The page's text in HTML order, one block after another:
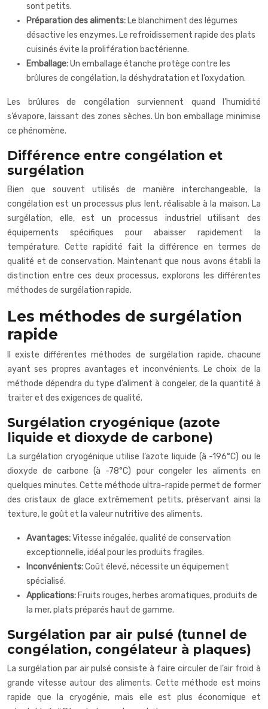
sont petits.
Préparation des aliments: Le blanchiment des légumes
désactive les enzymes. Le refroidissement rapide des plats
cuisinés évite la prolifération bactérienne.
Emballage:Un emballage étanche protège contre les
brûlures de congélation, la déshydratation et l’oxydation.
Les brûlures de congélation surviennent quand l’humidité
s’évapore, laissant des zones sèches. Un bon emballage minimise
ce phénomène.
Différence entre congélation et
surgélation
Bien que souvent utilisés de manière interchangeable, la
congélation est un processus plus lent, réalisable à la maison. La
surgélation, elle, est un processus industriel utilisant des
équipements spécifiques pour abaisser rapidement la
température. Cette rapidité fait la différence en termes de
qualité et de conservation. Maintenant que nous avons établi la
distinction entre ces deux processus, explorons les différentes
méthodes de surgélation rapide.
Les méthodes de surgélation
rapide
Il existe différentes méthodes de surgélation rapide, chacune
ayant ses propres avantages et inconvénients. Le choix de la
méthode dépendra du type d’aliment à congeler, de la quantité à
traiter et des exigences de qualité.
Surgélation cryogénique (azote
liquide et dioxyde de carbone)
La surgélation cryogénique utilise l’azote liquide (à -196°C) ou le
dioxyde de carbone (à -78°C) pour congeler les aliments en
quelques minutes. Cette méthode ultra-rapide permet de former
des cristaux de glace extrêmement petits, préservant ainsi la
texture, le goût et la valeur nutritive des aliments.
Avantages:Vitesse inégalée, qualité de conservation
exceptionnelle, idéal pour les produits fragiles.
Inconvénients:Coût élevé, nécessite un équipement
spécialisé.
Applications: Fruits rouges, herbes aromatiques, produits de
la mer, plats préparés haut de gamme.
Surgélation par air pulsé (tunnel de
congélation, congélateur à plaques)
La surgélation par air pulsé consiste à faire circuler de l’air froid à
grande vitesse autour des aliments. Cette méthode est moins
rapide que la cryogénie, mais elle est plus économique et